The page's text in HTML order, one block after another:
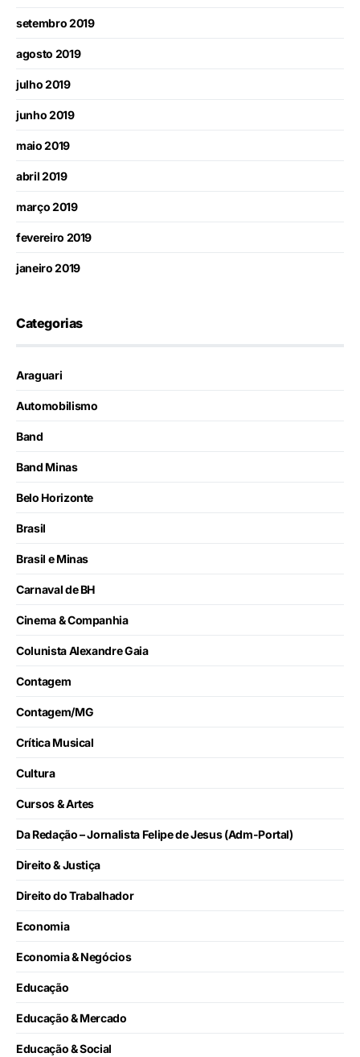
setembro 2019
agosto 2019
julho 2019
junho 2019
maio 2019
abril 2019
março 2019
fevereiro 2019
janeiro 2019
Categorias
Araguari
Automobilismo
Band
Band Minas
Belo Horizonte
Brasil
Brasil e Minas
Carnaval de BH
Cinema & Companhia
Colunista Alexandre Gaia
Contagem
Contagem/MG
Crítica Musical
Cultura
Cursos & Artes
Da Redação – Jornalista Felipe de Jesus (Adm-Portal)
Direito & Justiça
Direito do Trabalhador
Economia
Economia & Negócios
Educação
Educação & Mercado
Educação & Social